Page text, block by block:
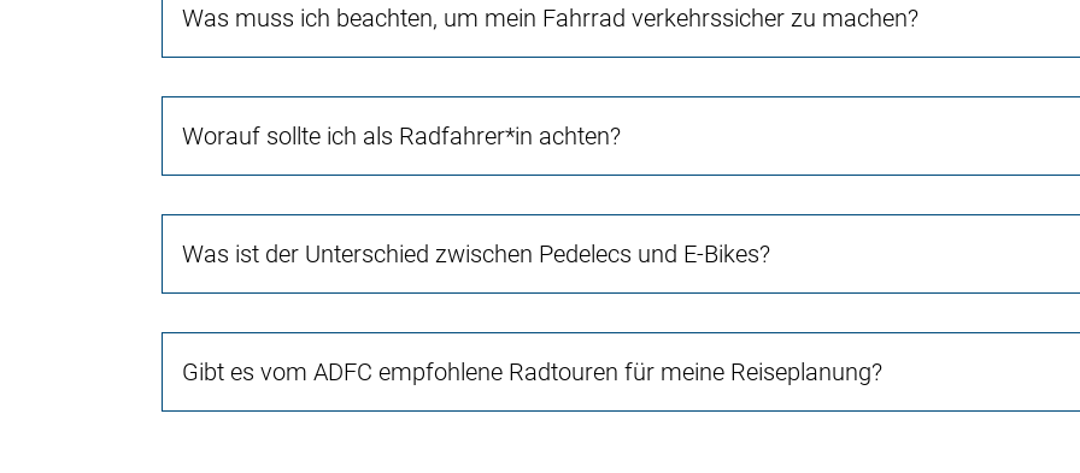
Was muss ich beachten, um mein Fahrrad verkehrssicher zu machen?
Worauf sollte ich als Radfahrer*in achten?
Was ist der Unterschied zwischen Pedelecs und E-Bikes?
Gibt es vom ADFC empfohlene Radtouren für meine Reiseplanung?